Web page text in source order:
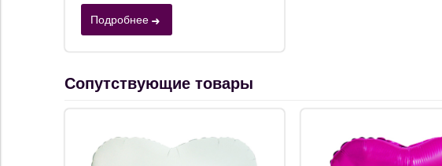
Подробнее
Сопутствующие товары